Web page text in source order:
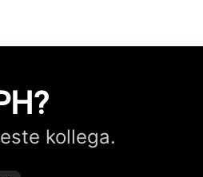
kollega.